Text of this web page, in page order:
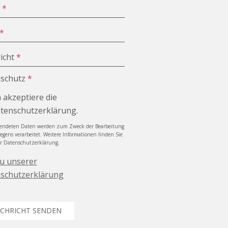
*
*
*
*
akzeptiere die
Daten werden zum Zweck der Bearbeitung
verarbeitet. Weitere Informationen finden Sie
Datenschutzerklärung.
unserer
SENDEN